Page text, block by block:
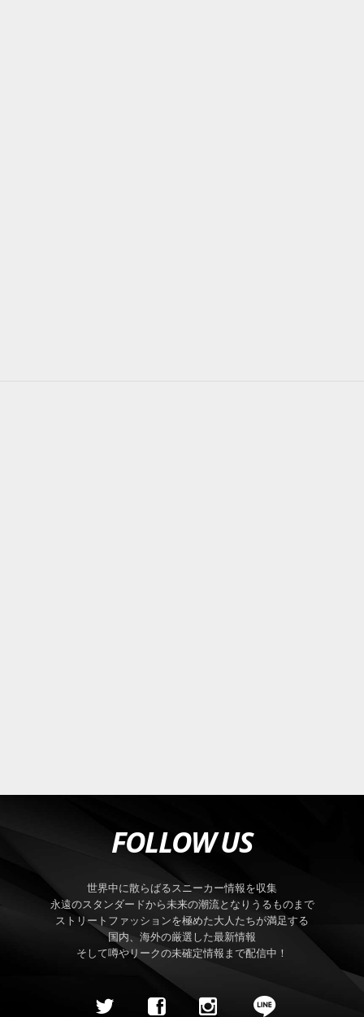
FOLLOW US
世界中に散らばるスニーカー情報を収集
永遠のスタンダードから未来の潮流となりうるものまで
ストリートファッションを極めた大人たちが満足する
国内、海外の厳選した最新情報
そして噂やリークの未確定情報まで配信中！